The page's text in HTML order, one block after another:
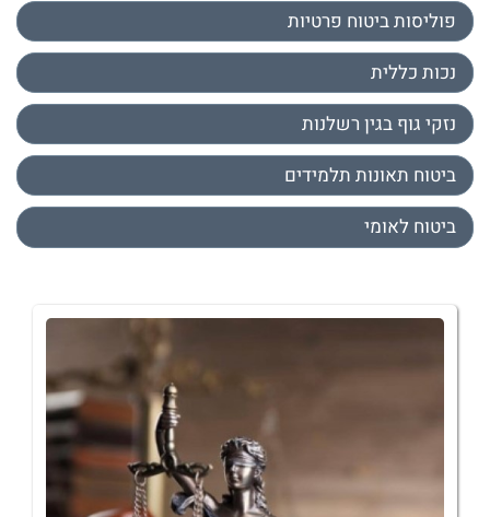
פוליסות ביטוח פרטיות
נכות כללית
נזקי גוף בגין רשלנות
ביטוח תאונות תלמידים
ביטוח לאומי